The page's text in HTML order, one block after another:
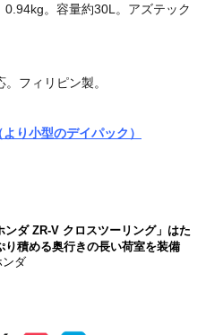
0.94kg。容量約30L 。アズテック
フィリピン製。
り小型のデイパック）
ンダ ZR-V クロスツーリング」はた
り積める奥行きの長い荷室を装備
ンダ